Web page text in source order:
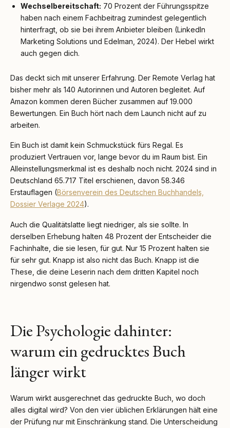
Wechselbereitschaft: 70 Prozent der Führungsspitze
haben nach einem Fachbeitrag zumindest gelegentlich
hinterfragt, ob sie bei ihrem Anbieter bleiben (LinkedIn
Marketing Solutions und Edelman, 2024). Der Hebel wirkt
auch gegen dich.
Das deckt sich mit unserer Erfahrung. Der Remote Verlag hat
bisher mehr als 140 Autorinnen und Autoren begleitet. Auf
Amazon kommen deren Bücher zusammen auf 19.000
Bewertungen. Ein Buch hört nach dem Launch nicht auf zu
arbeiten.
Ein Buch ist damit kein Schmuckstück fürs Regal. Es
produziert Vertrauen vor, lange bevor du im Raum bist. Ein
Alleinstellungsmerkmal ist es deshalb noch nicht. 2024 sind in
Deutschland 65.717 Titel erschienen, davon 58.346
Erstauflagen (Börsenverein des Deutschen Buchhandels,
Dossier Verlage 2024).
Auch die Qualitätslatte liegt niedriger, als sie sollte. In
derselben Erhebung halten 48 Prozent der Entscheider die
Fachinhalte, die sie lesen, für gut. Nur 15 Prozent halten sie
für sehr gut. Knapp ist also nicht das Buch. Knapp ist die
These, die deine Leserin nach dem dritten Kapitel noch
nirgendwo sonst gelesen hat.
Die Psychologie dahinter:
warum ein gedrucktes Buch
länger wirkt
Warum wirkt ausgerechnet das gedruckte Buch, wo doch
alles digital wird? Von den vier üblichen Erklärungen hält eine
der Prüfung nur mit Einschränkung stand. Die Unterscheidung